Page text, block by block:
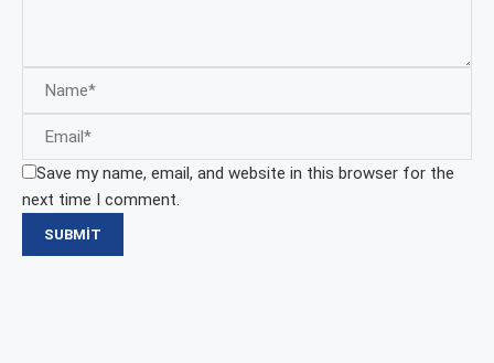
Save my name, email, and website in this browser for the
next time I comment.